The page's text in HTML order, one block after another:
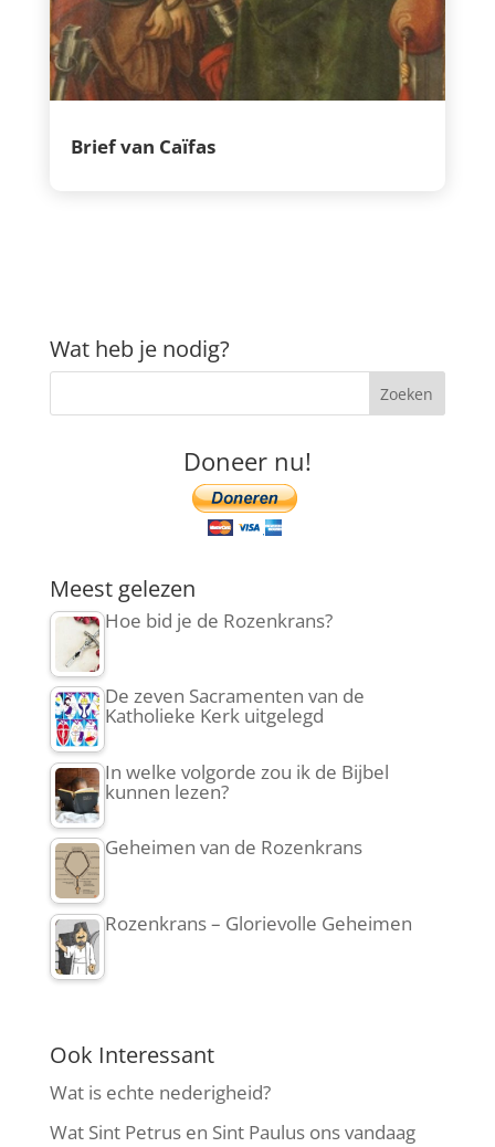
Brief van Caïfas
Wat heb je nodig?
Doneer nu!
Meest gelezen
Hoe bid je de Rozenkrans?
De zeven Sacramenten van de
Katholieke Kerk uitgelegd
In welke volgorde zou ik de Bijbel
kunnen lezen?
Geheimen van de Rozenkrans
Rozenkrans – Glorievolle Geheimen
Ook Interessant
Wat is echte nederigheid?
Wat Sint Petrus en Sint Paulus ons vandaag